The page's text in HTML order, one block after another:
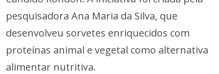
pesquisadora Ana Maria da Silva, que
desenvolveu sorvetes enriquecidos com
proteínas animal e vegetal como alternativa
alimentar nutritiva.